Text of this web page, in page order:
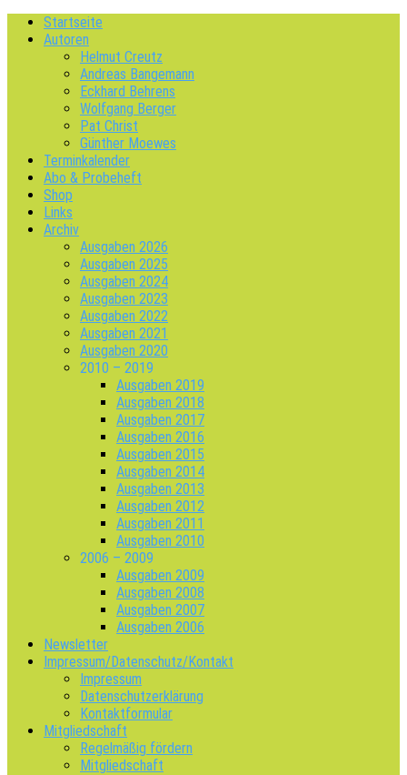
Startseite
Autoren
Helmut Creutz
Andreas Bangemann
Eckhard Behrens
Wolfgang Berger
Pat Christ
Günther Moewes
Terminkalender
Abo & Probeheft
Shop
Links
Archiv
Ausgaben 2026
Ausgaben 2025
Ausgaben 2024
Ausgaben 2023
Ausgaben 2022
Ausgaben 2021
Ausgaben 2020
2010 – 2019
Ausgaben 2019
Ausgaben 2018
Ausgaben 2017
Ausgaben 2016
Ausgaben 2015
Ausgaben 2014
Ausgaben 2013
Ausgaben 2012
Ausgaben 2011
Ausgaben 2010
2006 – 2009
Ausgaben 2009
Ausgaben 2008
Ausgaben 2007
Ausgaben 2006
Newsletter
Impressum/Datenschutz/Kontakt
Impressum
Datenschutzerklärung
Kontaktformular
Mitgliedschaft
Regelmäßig fördern
Mitgliedschaft